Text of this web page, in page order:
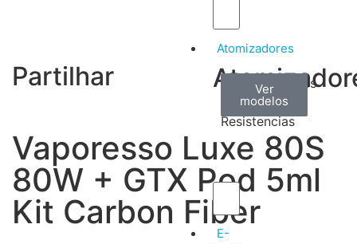
Atomizadores
Claromizadores
Ver
modelos
Reconstruíveis
Ver
modelos
Resistencias
Ver
modelos
E-
Vaporesso Luxe 80S
80W + GTX Pod 5ml
Kit Carbon Fiber
Partilhar